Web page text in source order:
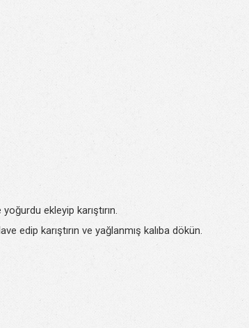
ekleyip karıştırın.
edip karıştırın ve yağlanmış kalıba dökün.